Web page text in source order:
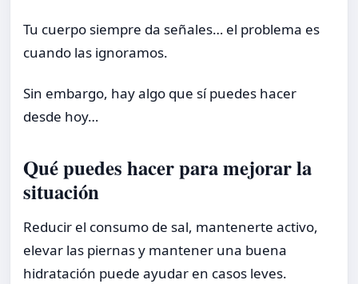
Tu cuerpo siempre da señales… el problema es
cuando las ignoramos.
Sin embargo, hay algo que sí puedes hacer
desde hoy…
Qué puedes hacer para mejorar la
situación
Reducir el consumo de sal, mantenerte activo,
elevar las piernas y mantener una buena
hidratación puede ayudar en casos leves.